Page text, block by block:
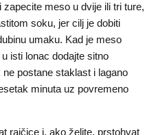
meso u dvije ili tri ture,
soku, jer cilj je dobiti
umaku. Kad je meso
isti lonac dodajte sitno
postane staklast i lagano
minuta uz povremeno
rajčice i, ako želite, prstohvat